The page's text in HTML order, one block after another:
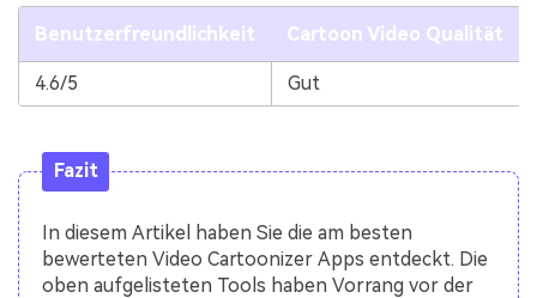
Benutzerfreundlichkeit Cartoon Video Qualität
4.6/5 Gut
Fazit
In diesem Artikel haben Sie die am besten
bewerteten Video Cartoonizer Apps entdeckt. Die
oben aufgelisteten Tools haben Vorrang vor der